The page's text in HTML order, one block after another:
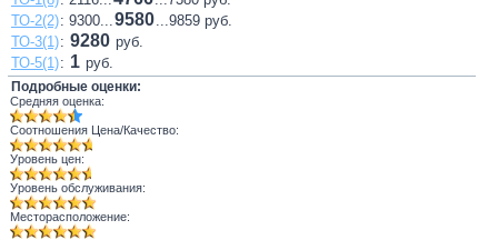
ТО-2(2): 9300...9580...9859 руб.
ТО-3(1): 9280 руб.
ТО-5(1): 1 руб.
Подробные оценки:
Средняя оценка:
Соотношения Цена/Качество:
Уровень цен:
Уровень обслуживания:
Месторасположение: